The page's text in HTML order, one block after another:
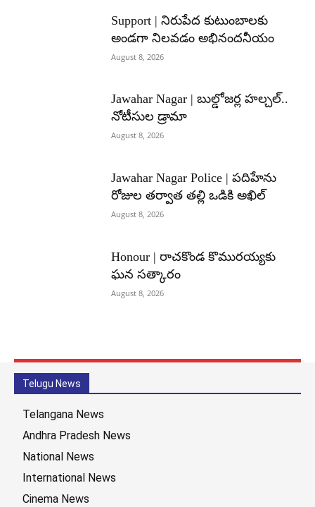
Support | నిరుపేద కుటుంబాలకు
అండగా నిలవడం అభినందనీయం
August 8, 2026
Jawahar Nagar | బుల్డోజర్ల హల్చల్..
నోటీసుల డ్రామా
August 8, 2026
Jawahar Nagar Police | పదిహేను
రోజుల తర్వాత తల్లి ఒడికి అఖిల్
August 8, 2026
Honour | రాచకొండ కొమురయ్యకు
ఘన సత్కారం
August 8, 2026
Telugu News
Telangana News
Andhra Pradesh News
National News
International News
Cinema News